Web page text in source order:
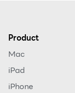
Product
Mac
iPad
iPhone